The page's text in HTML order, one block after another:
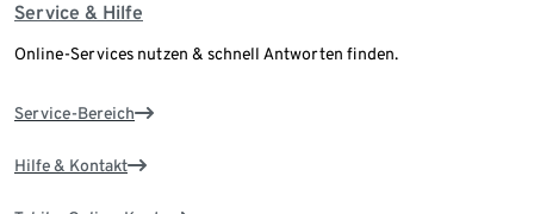
Service & Hilfe
Online-Services nutzen & schnell Antworten finden.
Service-Bereich
Hilfe & Kontakt